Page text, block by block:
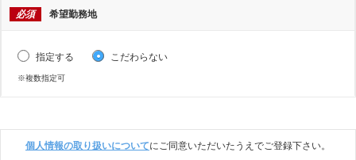
必須 希望勤務地
指定する こだわらない
※複数指定可
個人情報の取り扱いについてにご同意いただいたうえでご登録下さい。